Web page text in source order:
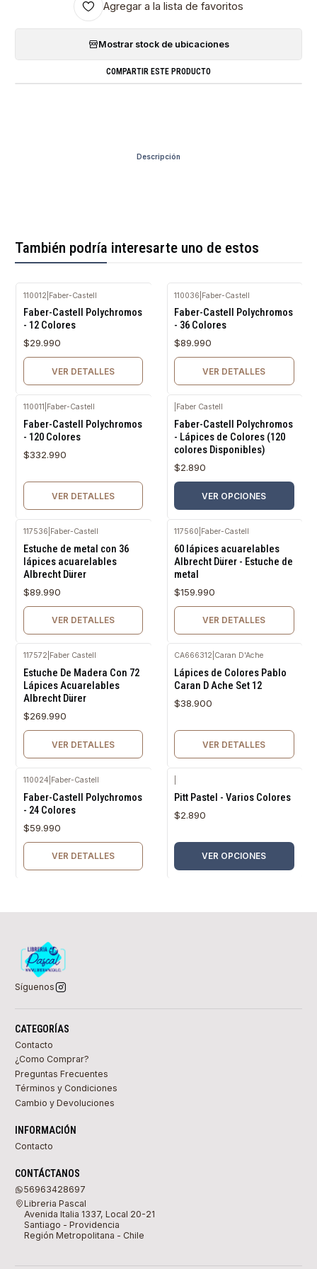
Agregar a la lista de favoritos
Mostrar stock de ubicaciones
COMPARTIR ESTE PRODUCTO
Descripción
También podría interesarte uno de estos
110012 Faber-Castell
Faber-Castell Polychromos
- 12 Colores
$29.990
VER DETALLES
110036 Faber-Castell
Faber-Castell Polychromos
- 36 Colores
$89.990
VER DETALLES
110011 Faber-Castell
Faber-Castell Polychromos
- 120 Colores
$332.990
VER DETALLES
Faber Castell
Faber-Castell Polychromos
- Lápices de Colores (120
colores Disponibles)
$2.890
VER OPCIONES
117536 Faber-Castell
Estuche de metal con 36
lápices acuarelables
Albrecht Dürer
$89.990
VER DETALLES
117560 Faber-Castell
60 lápices acuarelables
Albrecht Dürer - Estuche de
metal
$159.990
VER DETALLES
117572 Faber Castell
Estuche De Madera Con 72
Lápices Acuarelables
Albrecht Dürer
$269.990
VER DETALLES
CA666312 Caran D'Ache
Lápices de Colores Pablo
Caran D Ache Set 12
$38.900
VER DETALLES
110024 Faber-Castell
Faber-Castell Polychromos
- 24 Colores
$59.990
VER DETALLES
Pitt Pastel - Varios Colores
$2.890
VER OPCIONES
Síguenos
CATEGORÍAS
Contacto
¿Como Comprar?
Preguntas Frecuentes
Términos y Condiciones
Cambio y Devoluciones
INFORMACIÓN
Contacto
CONTÁCTANOS
56963428697
Libreria Pascal
Avenida Italia 1337, Local 20-21
Santiago - Providencia
Región Metropolitana - Chile